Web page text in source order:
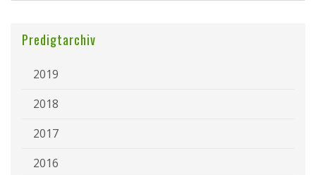
Predigtarchiv
2019
2018
2017
2016